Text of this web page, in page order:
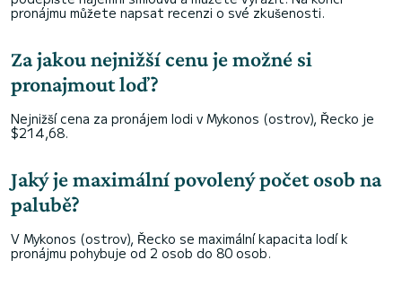
pronájmu můžete napsat recenzi o své zkušenosti.
Za jakou nejnižší cenu je možné si
pronajmout loď?
Nejnižší cena za pronájem lodi v Mykonos (ostrov), Řecko je
$214,68.
Jaký je maximální povolený počet osob na
palubě?
V Mykonos (ostrov), Řecko se maximální kapacita lodí k
pronájmu pohybuje od 2 osob do 80 osob.